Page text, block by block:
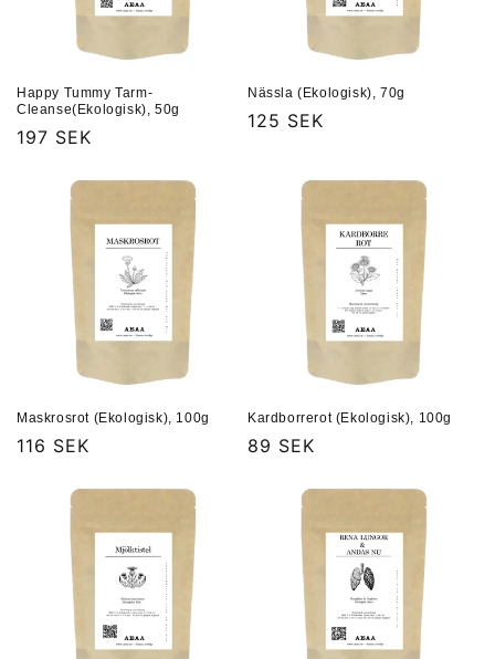
Happy Tummy Tarm-
Cleanse(Ekologisk), 50g
Ordinarie
197 SEK
Nässla (Ekologisk), 70g
Ordinarie
125 SEK
Maskrosrot (Ekologisk), 100g
Ordinarie
116 SEK
Kardborrerot (Ekologisk), 100g
Ordinarie
89 SEK